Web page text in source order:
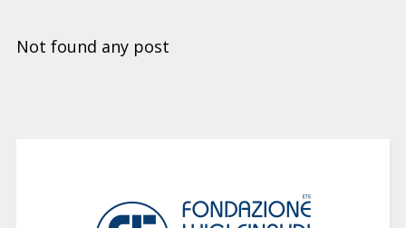
Not found any post